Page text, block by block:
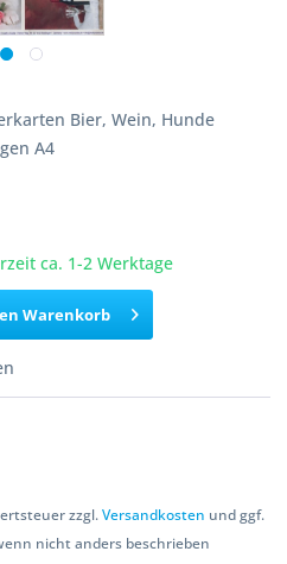
Bier, Wein, Hunde
A4
ca. 1-2 Werktage
Warenkorb
zzgl.Versandkosten und ggf.
nicht anders beschrieben